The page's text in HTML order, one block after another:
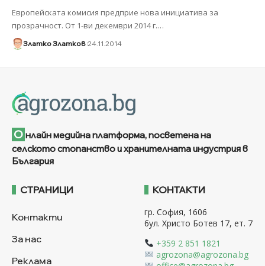
Европейската комисия предприе нова инициатива за
прозрачност. От 1-ви декември 2014 г.…
Златко Златков 24.11.2014
О нлайн медийна платформа, посветена на
селското стопанство и хранителната индустрия в
България
СТРАНИЦИ
Контакти
За нас
Реклама
КОНТАКТИ
гр. София, 1606
бул. Христо Ботев 17, ет. 7
+359 2 851 1821
agrozona@agrozona.bg